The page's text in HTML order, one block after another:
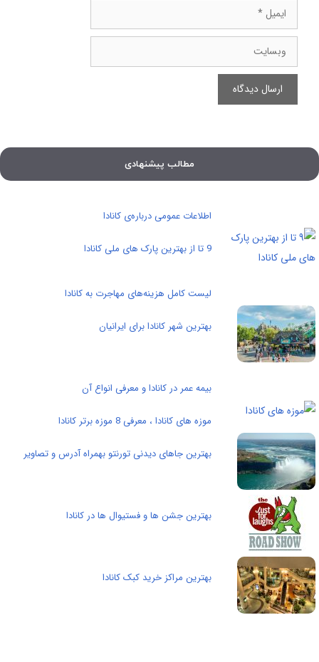
ایمیل
وبسایت
مطالب پیشنهادی
اطلاعات عمومی درباره‌ی کانادا
9 تا از بهترین پارک های ملی کانادا
لیست کامل هزینه‌های مهاجرت به کانادا
بهترین شهر کانادا برای ایرانیان
بیمه عمر در کانادا و معرفی انواع آن
موزه های کانادا ، معرفی 8 موزه برتر کانادا
بهترین جاهای دیدنی تورنتو بهمراه آدرس و تصاویر
بهترین جشن ها و فستیوال ها در کانادا
بهترین مراکز خرید کبک کانادا